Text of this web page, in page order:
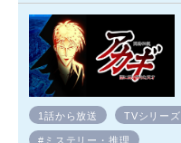
1話から放送 TVシリーズ
#ミステリー・推理